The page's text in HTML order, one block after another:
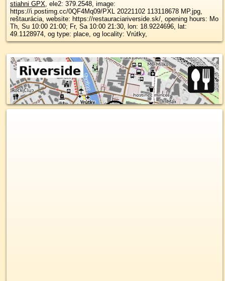
stiahni GPX, ele2: 379.2548, image:
https://i.postimg.cc/0QF4Mq09/PXL 20221102 113118678 MP.jpg,
reštaurácia, website: https://restauraciariverside.sk/, opening hours: Mo
Th, Su 10:00 21:00; Fr, Sa 10:00 21:30, lon: 18.9224696, lat:
49.1128974, og type: place, og locality: Vrútky,